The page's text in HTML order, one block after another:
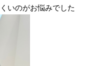
いのがお悩みでした